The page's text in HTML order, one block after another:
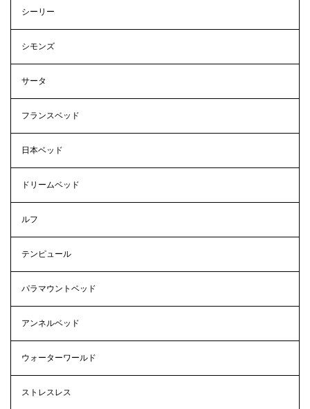
シーリー
シモンズ
サータ
フランスベッド
日本ベッド
ドリームベッド
ルフ
テンピュール
パラマウントベッド
アンネルベッド
ウォーターワールド
ストレスレス